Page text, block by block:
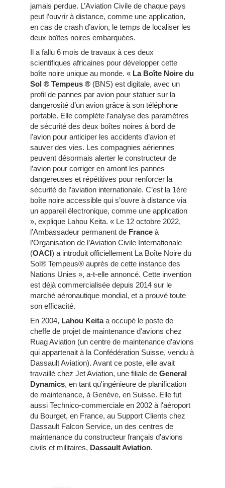
jamais perdue. L’Aviation Civile de chaque pays
peut l’ouvrir à distance, comme une application,
en cas de crash d’avion, le temps de localiser les
deux boîtes noires embarquées.
Il a fallu 6 mois de travaux à ces deux
scientifiques africaines pour développer cette
boîte noire unique au monde. « La Boîte Noire du
Sol ® Tempeus ® (BNS) est digitale, avec un
profil de pannes par avion pour statuer sur la
dangerosité d’un avion grâce à son téléphone
portable. Elle complète l’analyse des paramètres
de sécurité des deux boîtes noires à bord de
l'avion pour anticiper les accidents d’avion et
sauver des vies. Les compagnies aériennes
peuvent désormais alerter le constructeur de
l’avion pour corriger en amont les pannes
dangereuses et répétitives pour renforcer la
sécurité de l’aviation internationale. C’est la 1ère
boîte noire accessible qui s’ouvre à distance via
un appareil électronique, comme une application
», explique Lahou Keita. « Le 12 octobre 2022,
l’Ambassadeur permanent de France à
l’Organisation de l’Aviation Civile Internationale
(OACI) a introduit officiellement La Boîte Noire du
Sol® Tempeus® auprès de cette instance des
Nations Unies », a-t-elle annoncé. Cette invention
est déjà commercialisée depuis 2014 sur le
marché aéronautique mondial, et a prouvé toute
son efficacité.
En 2004, Lahou Keitaa occupé le poste de
cheffe de projet de maintenance d'avions chez
Ruag Aviation (un centre de maintenance d’avions
qui appartenait à la Confédération Suisse, vendu à
Dassault Aviation). Avant ce poste, elle avait
travaillé chez Jet Aviation, une filiale de General
Dynamics, en tant qu'ingénieure de planification
de maintenance, à Genève, en Suisse. Elle fut
aussi Technico-commerciale en 2002 à l'aéroport
du Bourget, en France, au Support Clients chez
Dassault Falcon Service, un des centres de
maintenance du constructeur français d'avions
civils et militaires, Dassault Aviation.